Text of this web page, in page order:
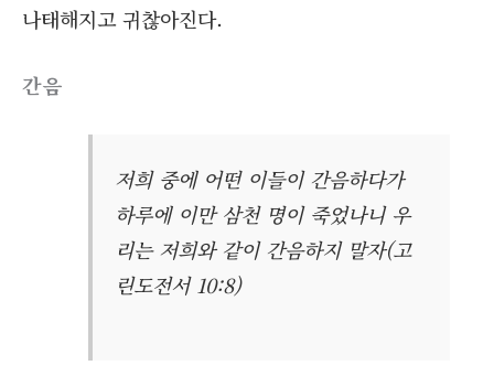
나태해지고 귀찮아진다.
간음
저희 중에 어떤 이들이 간음하다가
하루에 이만 삼천 명이 죽었나니 우
리는 저희와 같이 간음하지 말자(고
린도전서 10:8)